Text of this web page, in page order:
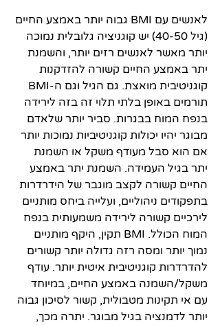
לאנשים עם BMI גבוה יותר באמצע החיים
(גיל 40-50) יש קוגניציה גלובלית נמוכה
יותר מאשר לאנשים רזים יותר, והשמנת
יתר באמצע החיים קשורה להזדקנות
תורמים באופן בלתי תלוי זה בזה לירידה
בנפח המוח בבגרות. סביר יותר שלאדם
מבוגר יהיו יכולות קוגניטיביות נמוכות יותר
אם הוא סבל מעודף משקל או השמנת
יתר בגיל העמידה. השמנת יתר באמצע
החיים קשורה לקצב מוגבר של הידרדרות
בתפקודים ניהוליים, ועלייה ביחס מותניים
לירכיים קשורה לירידה משמעותית בנפח
המוח הכולל. BMI תקין, היקף מותניים
נמוך יותר ומסה רזה גדולה יותר קשורים
להדרדרות קוגניטיבית איטית יותר. עודף
משקל/השמנה באמצע החיים, במיוחד
עם אי תקינות מטבולית, קשור לסיכון גבוה
יותר לדמנציה בגיל מבוגר. יתרה מכך,